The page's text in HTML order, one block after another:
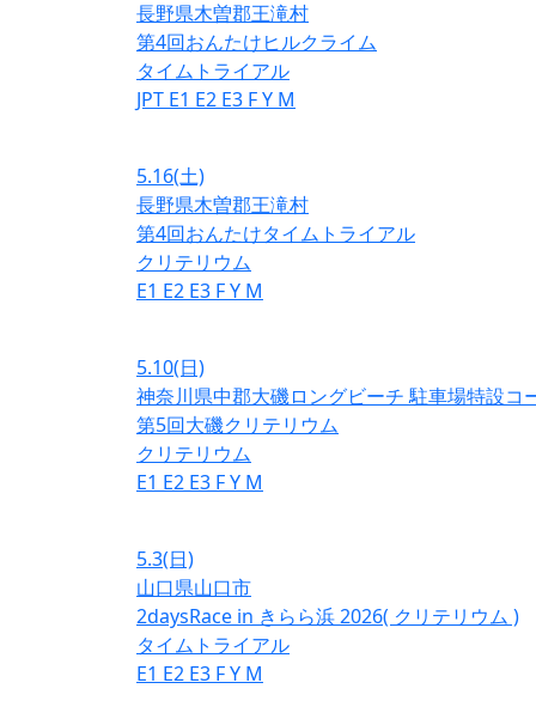
長野県木曽郡王滝村
第4回おんたけヒルクライム
タイムトライアル
JPT E1 E2 E3 FY M
5.16(土)
長野県木曽郡王滝村
第4回おんたけタイムトライアル
クリテリウム
E1 E2 E3 FY M
5.10(日)
神奈川県中郡大磯ロングビーチ 駐車場特設コ
第5回大磯クリテリウム
クリテリウム
E1 E2 E3 FY M
5.3(日)
山口県山口市
2daysRace in きらら浜 2026( クリテリウム )
タイムトライアル
E1 E2 E3 FY M